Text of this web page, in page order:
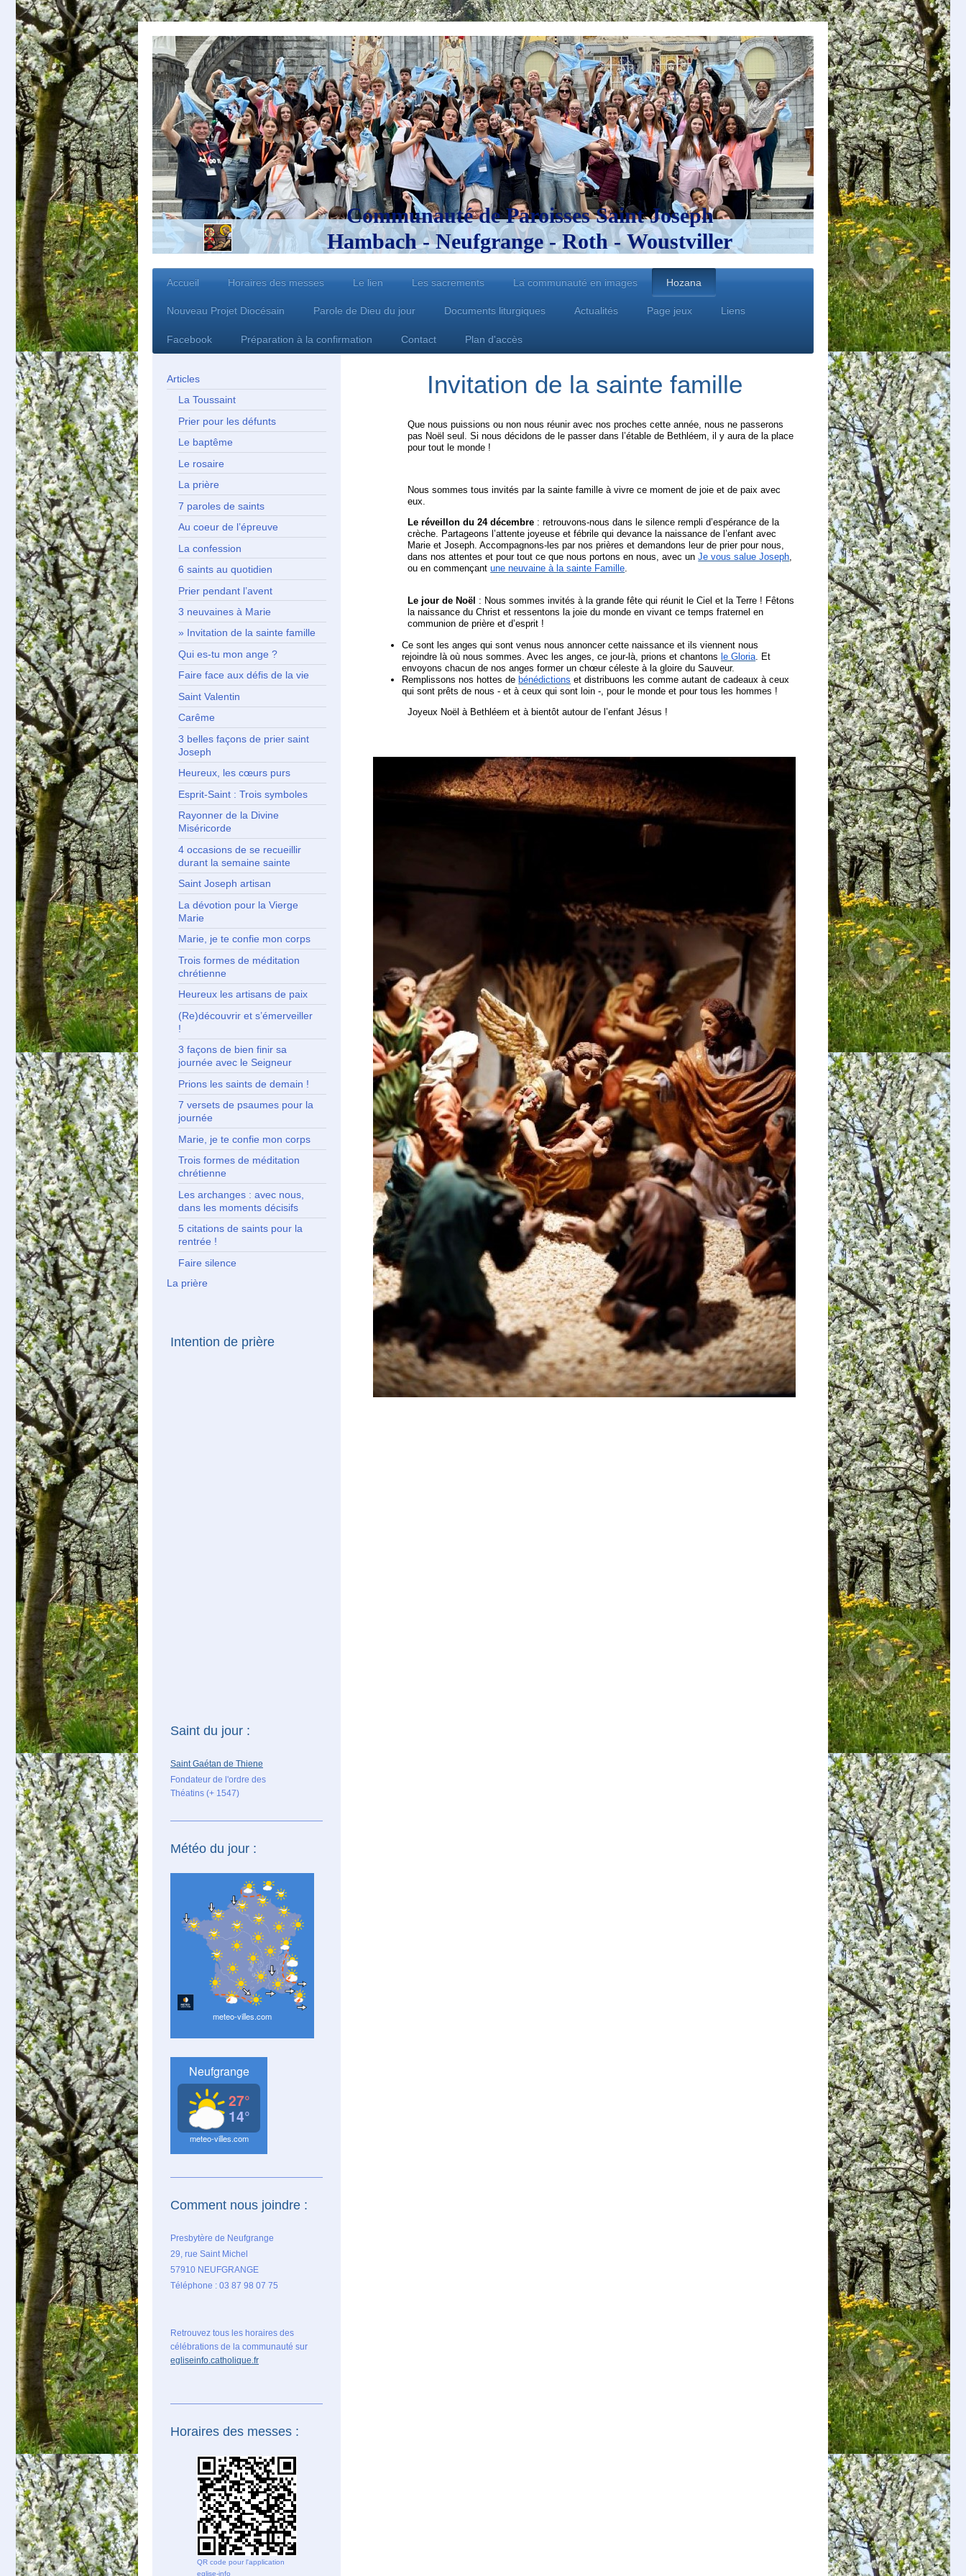
Communauté de Paroisses Saint Joseph
Hambach - Neufgrange - Roth - Woustviller
Accueil Horaires des messes Le lien Les sacrements La communauté en images Hozana
Nouveau Projet Diocésain Parole de Dieu du jour Documents liturgiques Actualités Page jeux Liens
Facebook Préparation à la confirmation Contact Plan d'accès
Invitation de la sainte famille
Que nous puissions ou non nous réunir avec nos proches cette année, nous ne passerons
pas Noël seul. Si nous décidons de le passer dans l’étable de Bethléem, il y aura de la place
pour tout le monde !
Nous sommes tous invités par la sainte famille à vivre ce moment de joie et de paix avec
eux.
Le réveillon du 24 décembre : retrouvons-nous dans le silence rempli d’espérance de la
crèche. Partageons l’attente joyeuse et fébrile qui devance la naissance de l’enfant avec
Marie et Joseph. Accompagnons-les par nos prières et demandons leur de prier pour nous,
dans nos attentes et pour tout ce que nous portons en nous, avec un Je vous salue Joseph,
ou en commençant une neuvaine à la sainte Famille.
Le jour de Noël : Nous sommes invités à la grande fête qui réunit le Ciel et la Terre ! Fêtons
la naissance du Christ et ressentons la joie du monde en vivant ce temps fraternel en
communion de prière et d’esprit !
Ce sont les anges qui sont venus nous annoncer cette naissance et ils viennent nous
rejoindre là où nous sommes. Avec les anges, ce jour-là, prions et chantons le Gloria . Et
envoyons chacun de nos anges former un chœur céleste à la gloire du Sauveur.
Remplissons nos hottes de bénédictions et distribuons les comme autant de cadeaux à ceux
qui sont prêts de nous - et à ceux qui sont loin -, pour le monde et pour tous les hommes !
Joyeux Noël à Bethléem et à bientôt autour de l’enfant Jésus !
Articles
La Toussaint
Prier pour les défunts
Le baptême
Le rosaire
La prière
7 paroles de saints
Au coeur de l’épreuve
La confession
6 saints au quotidien
Prier pendant l’avent
3 neuvaines à Marie
Invitation de la sainte famille
Qui es-tu mon ange ?
Faire face aux défis de la vie
Saint Valentin
Carême
3 belles façons de prier saint
Joseph
Heureux, les cœurs purs
Esprit-Saint : Trois symboles
Rayonner de la Divine
Miséricorde
4 occasions de se recueillir
durant la semaine sainte
Saint Joseph artisan
La dévotion pour la Vierge
Marie
Marie, je te confie mon corps
Trois formes de méditation
chrétienne
Heureux les artisans de paix
(Re)découvrir et s’émerveiller
!
3 façons de bien finir sa
journée avec le Seigneur
Prions les saints de demain !
7 versets de psaumes pour la
journée
Marie, je te confie mon corps
Trois formes de méditation
chrétienne
Les archanges : avec nous,
dans les moments décisifs
5 citations de saints pour la
rentrée !
Faire silence
La prière
Intention de prière
Saint du jour :
Saint Gaétan de Thiene
Fondateur de l'ordre des
Théatins (+ 1547)
Météo du jour :
Comment nous joindre :
Presbytère de Neufgrange
29, rue Saint Michel
57910 NEUFGRANGE
Téléphone : 03 87 98 07 75
Retrouvez tous les horaires des
célébrations de la communauté sur
egliseinfo.catholique.fr
Horaires des messes :
QR code pour l'application
eglise-info